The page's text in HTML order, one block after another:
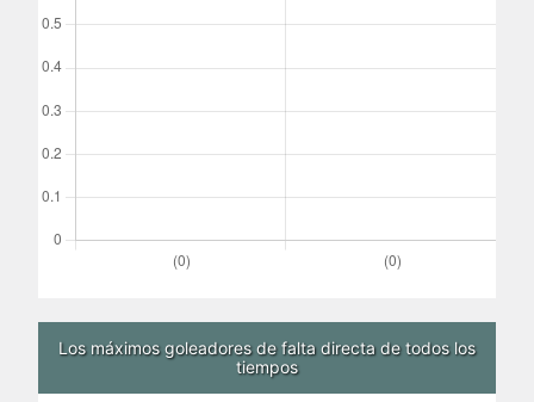
Los máximos goleadores de falta directa de todos los
tiempos